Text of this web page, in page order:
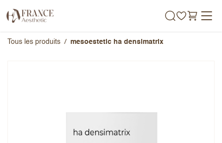
Tous les produits mesoestetic ha densimatrix